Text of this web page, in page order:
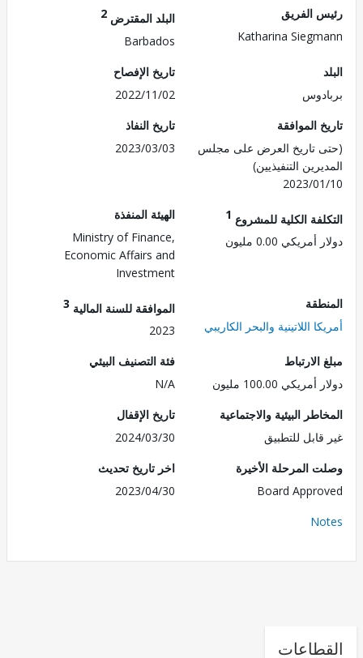
الفريق
Katharina
البلد المقترض
Barbados
تاريخ الإفصاح
2022/11/02
الموافقة
تاريخ العرض على مجلس
التنفيذيين)
2023/
تاريخ النفاذ
2023/03/03
الكلية للمشروع1
0.00 مليون
الهيئة المنفذة
Ministry of Finance,
Economic Affairs and
Investment
اللاتينية والبحر الكاريبي
الموافقة للسنة المالية3
2023
100.00 مليون
فئة التصنيف البيئي
N/A
البيئية والاجتماعية
للتطبيق
تاريخ الإقفال
2024/03/30
المرحلة الأخيرة
Board
اخر تاريخ تحديث
2023/04/30